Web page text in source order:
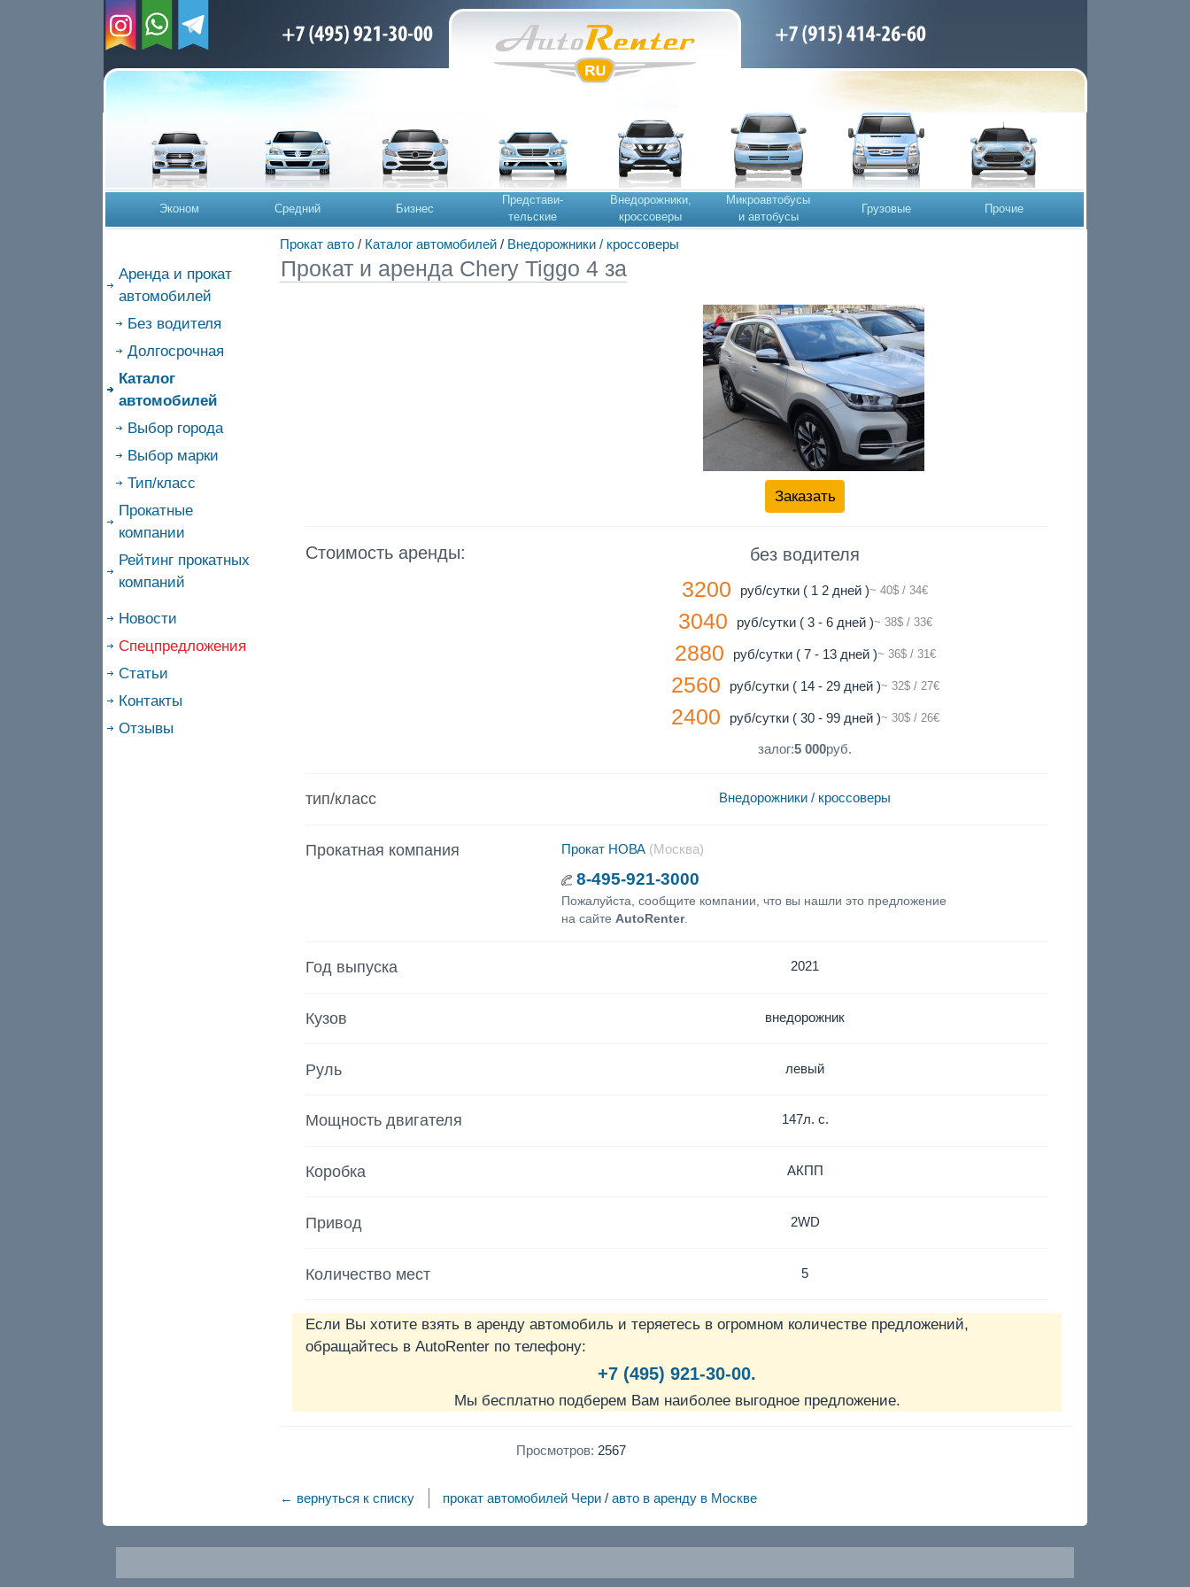
Эконом Средний Бизнес
Представи-
тельские
Внедорожники,
кроссоверы
Микроавтобусы
и автобусы
Грузовые Прочие
Прокат авто/ Каталог автомобилей/ Внедорожники / кроссоверы
Аренда и прокат
автомобилей
Без водителя
Долгосрочная
Каталог
автомобилей
Выбор города
Выбор марки
Тип/класс
Прокатные
компании
Рейтинг прокатных
компаний
Новости
Спецпредложения
Статьи
Контакты
Отзывы
Прокат и аренда Chery Tiggo 4 за
Заказать
Стоимость аренды: без водителя
3200 руб/сутки ( 1 2 дней )~ 40$ / 34€
3040 руб/сутки ( 3 - 6 дней )~ 38$ / 33€
2880 руб/сутки ( 7 - 13 дней )~ 36$ / 31€
2560 руб/сутки ( 14 - 29 дней )~ 32$ / 27€
2400 руб/сутки ( 30 - 99 дней )~ 30$ / 26€
залог:5 000руб.
тип/класс Внедорожники / кроссоверы
Прокатная компания Прокат НОВА (Москва)
8-495-921-3000
Пожалуйста, сообщите компании, что вы нашли это предложение
на сайтеAutoRenter.
Год выпуска 2021
Кузов внедорожник
Руль левый
Мощность двигателя 147л. с.
Коробка АКПП
Привод 2WD
Количество мест 5
Если Вы хотите взять в аренду автомобиль и теряетесь в огромном количестве предложений,
обращайтесь в AutoRenter по телефону:
+7 (495) 921-30-00.
Мы бесплатно подберем Вам наиболее выгодное предложение.
Просмотров: 2567
← вернуться к списку прокат автомобилей Чери /авто в аренду в Москве